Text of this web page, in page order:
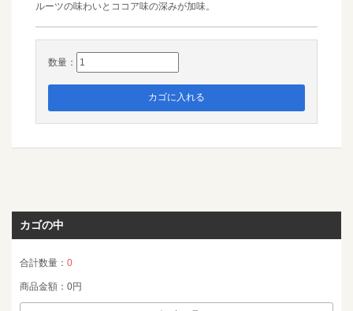
ルーツの味わいとココア味の深みが加味。
数量：
カゴの中
合計数量： 0
商品金額： 0円